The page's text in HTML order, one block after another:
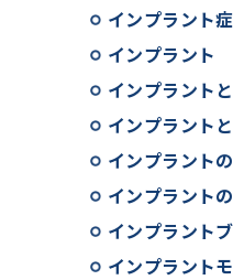
インプラント
インプラント
インプラント
インプラント
インプラント
インプラント
インプラント
インプラント